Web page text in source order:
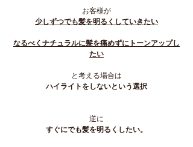
お客様が
少しずつでも髪を明るくしていきたい
なるべくナチュラルに髪を痛めずにトーンアップし
たい
と考える場合は
ハイライトをしないという選択
逆に
すぐにでも髪を明るくしたい。